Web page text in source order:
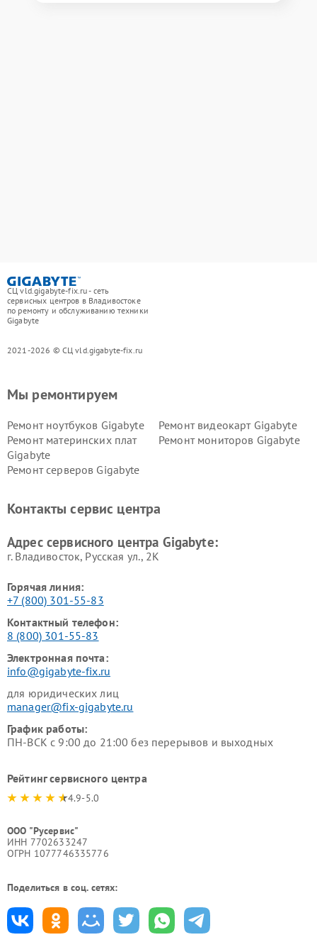
СЦ vld.gigabyte-fix.ru - сеть
сервисных центров в Владивостоке
по ремонту и обслуживанию техники
Gigabyte
2021-2026 © СЦ vld.gigabyte-fix.ru
Мы ремонтируем
Ремонт ноутбуков Gigabyte
Ремонт видеокарт Gigabyte
Ремонт материнских плат
Gigabyte
Ремонт мониторов Gigabyte
Ремонт серверов Gigabyte
Контакты сервис центра
Адрес сервисного центра Gigabyte:
г. Владивосток, Русская ул., 2К
Горячая линия:
+7 (800) 301-55-83
Контактный телефон:
8 (800) 301-55-83
Электронная почта:
info@gigabyte-fix.ru
для юридических лиц
manager@fix-gigabyte.ru
График работы:
ПН-ВСК с 9:00 до 21:00 без перерывов и выходных
Рейтинг сервисного центра
4.9-5.0
ООО "Русервис"
ИНН 7702633247
ОГРН 1077746335776
Поделиться в соц. сетях: